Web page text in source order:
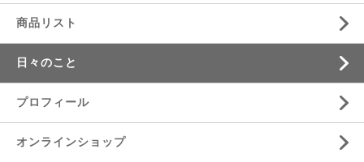
商品リスト
日々のこと
プロフィール
オンラインショップ